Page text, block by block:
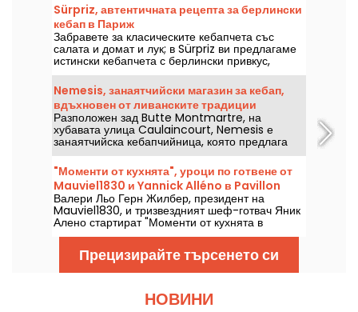
Sürpriz, автентичната рецепта за берлински
кебап в Париж
Забравете за класическите кебапчета със
салата и домат и лук; в Sürpriz ви предлагаме
истински кебапчета с берлински привкус,
пълни с пресни зеленчуци, перфектно
изпечено месо и домашно приготвени сосове.
Добри новини за жителите на Източен Париж: в
Бастилията току-що отвори врати нов адрес!
Nemesis, занаятчийски магазин за кебап,
вдъхновен от ливанските традиции
Разположен зад Butte Montmartre, на
хубавата улица Caulaincourt, Nemesis е
занаятчийска кебапчийница, която предлага
100% домашно приготвени сандвичи и
гарнитури. Модерно място, предлагащо
ливански вкусове, което трябва да бъде
открито в 18-и район на Париж.
"Моменти от кухнята", уроци по готвене от
Mauviel1830 и Yannick Alléno в Pavillon
Ledoyen
Валери Льо Герн Жилбер, президент на
Mauviel1830, и тризвездният шеф-готвач Яник
Алено стартират "Моменти от кухнята в
Ledoyen", за да споделят знанията си за
продуктите и техниките на готвене с
кулинарните ентусиасти.
Прецизирайте търсенето си
НОВИНИ